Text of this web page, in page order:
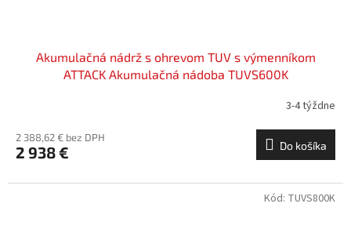
Akumulačná nádrž s ohrevom TUV s výmenníkom
ATTACK Akumulačná nádoba TUVS600K
3-4 týždne
2 388,62 € bez DPH
2 938 € Do košíka
Kód: TUVS800K